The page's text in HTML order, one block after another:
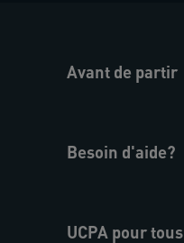
Avant de partir
Besoin d'aide?
UCPA pour tous